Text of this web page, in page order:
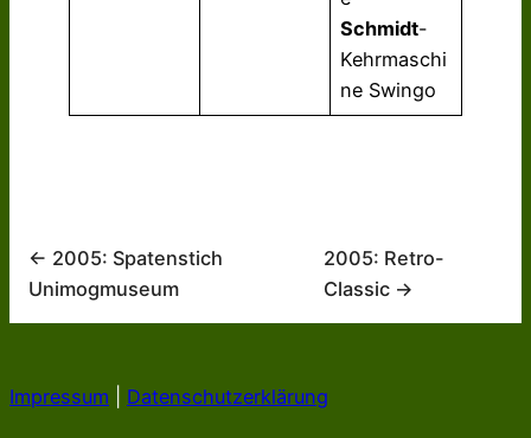
Schmidt-
Kehrmaschi
ne Swingo
← 2005: Spatenstich
Unimogmuseum
2005: Retro-
Classic →
Impressum Datenschutzerklärung